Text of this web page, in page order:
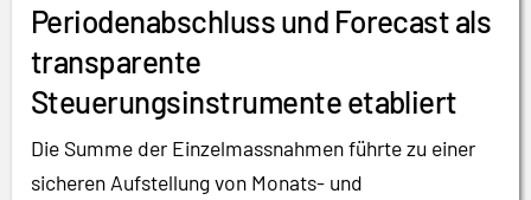
Periodenabschluss und Forecast als
transparente
Steuerungsinstrumente etabliert
Die Summe der Einzelmassnahmen führte zu einer
sicheren Aufstellung von Monats- und